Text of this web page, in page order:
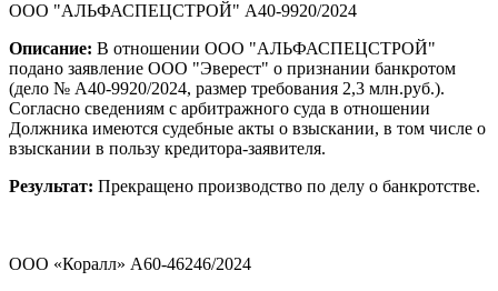
ООО "АЛЬФАСПЕЦСТРОЙ" А40-9920/2024
Описание: В отношении ООО "АЛЬФАСПЕЦСТРОЙ"
подано заявление ООО "Эверест" о признании банкротом
(дело № А40-9920/2024, размер требования 2,3 млн.руб.).
Согласно сведениям с арбитражного суда в отношении
Должника имеются судебные акты о взыскании, в том числе о
взыскании в пользу кредитора-заявителя.
Результат: Прекращено производство по делу о банкротстве.
ООО «Коралл» А60-46246/2024